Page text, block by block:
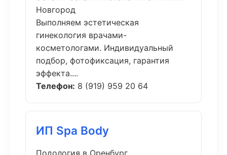
Новгород
Выполняем эстетическая
гинекология врачами-
косметологами. Индивидуальный
подбор, фотофиксация, гарантия
эффекта....
Телефон: 8 (919) 959 20 64
ИП Spa Body
Подология в Оренбург